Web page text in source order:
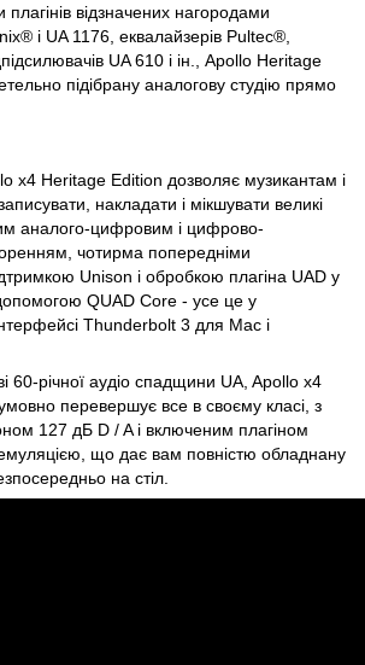
відзначених нагородами
і UA 1176, еквалайзерів Pultec®,
UA 610 і ін., Apollo Heritage
підібрану аналогову студію прямо
x4 Heritage Edition дозволяє музикантам і
накладати і мікшувати великі
аналого-цифровим і цифрово-
чотирма попередніми
Unison і обробкою плагіна UAD у
QUAD Core - усе це у
Thunderbolt 3 для Mac і
60-річної аудіо спадщини UA, Apollo x4
перевершує все в своєму класі, з
127 дБ D / A і включеним плагіном
що дає вам повністю обладнану
на стіл.